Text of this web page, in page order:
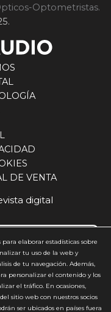
Optometristas.
DE VENTA
digital
de privacidad(requerido)
elaborar estadísticas sobre
tu uso de la web y
de tu navegación. Además,
personalizar el contenido y los
el tráfico. En ocasiones,
sitio web con nuestros socios
ser ubicados en países fuera